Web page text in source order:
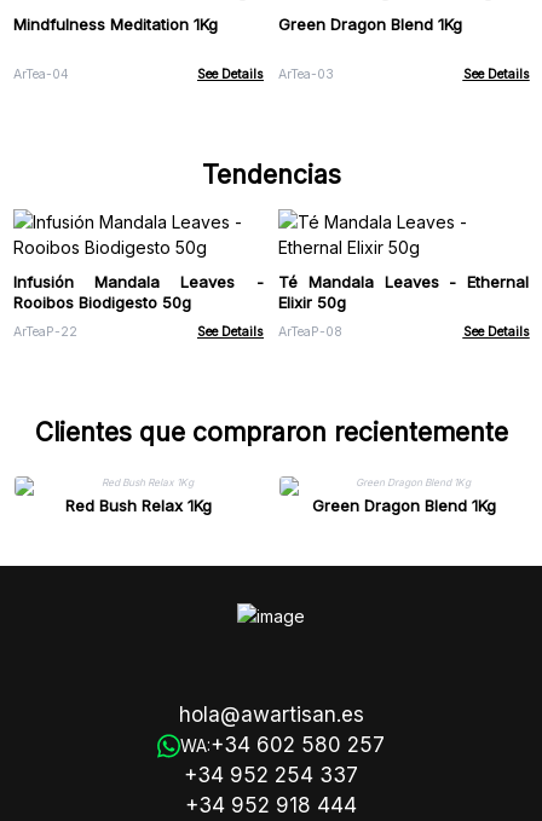
Mindfulness Meditation 1Kg
ArTea-04 See Details
Green Dragon Blend 1Kg
ArTea-03 See Details
Tendencias
Infusión Mandala Leaves -
Rooibos Biodigesto 50g
ArTeaP-22 See Details
Té Mandala Leaves - Ethernal
Elixir 50g
ArTeaP-08 See Details
Clientes que compraron recientemente
Red Bush Relax 1Kg Green Dragon Blend 1Kg
hola@awartisan.es
WA:+34 602 580 257
+34 952 254 337
+34 952 918 444